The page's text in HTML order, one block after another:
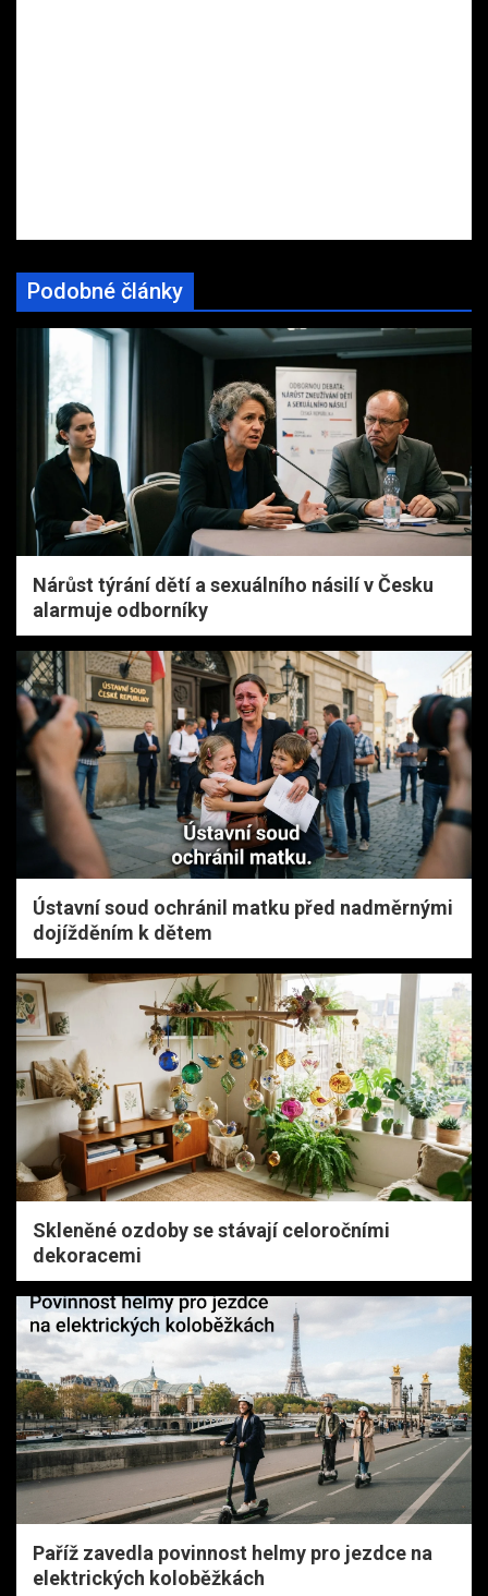
Podobné články
Nárůst týrání dětí a sexuálního násilí v Česku
alarmuje odborníky
Ústavní soud ochránil matku před nadměrnými
dojížděním k dětem
Skleněné ozdoby se stávají celoročními
dekoracemi
Paříž zavedla povinnost helmy pro jezdce na
elektrických koloběžkách